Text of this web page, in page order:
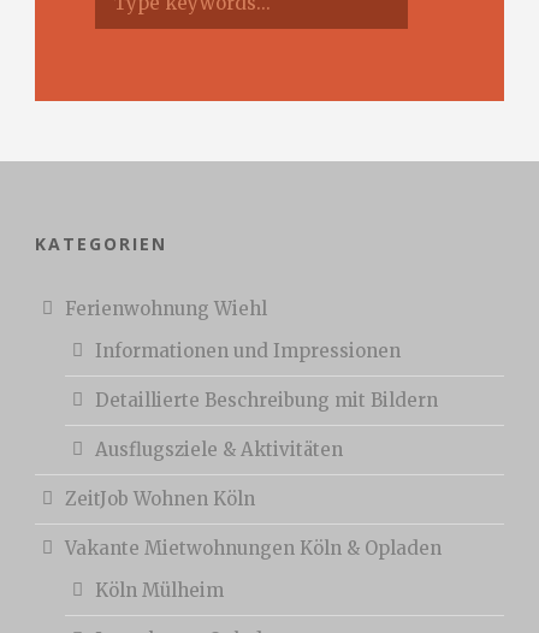
KATEGORIEN
Ferienwohnung Wiehl
Informationen und Impressionen
Detaillierte Beschreibung mit Bildern
Ausflugsziele & Aktivitäten
ZeitJob Wohnen Köln
Vakante Mietwohnungen Köln & Opladen
Köln Mülheim